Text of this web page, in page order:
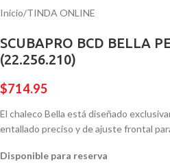
Inicio/TINDA ONLINE
SCUBAPRO BCD BELLA
(22.256.210)
$714.95
El chaleco Bella está diseñado
entallado preciso y de ajuste frontal
Disponible para reserva